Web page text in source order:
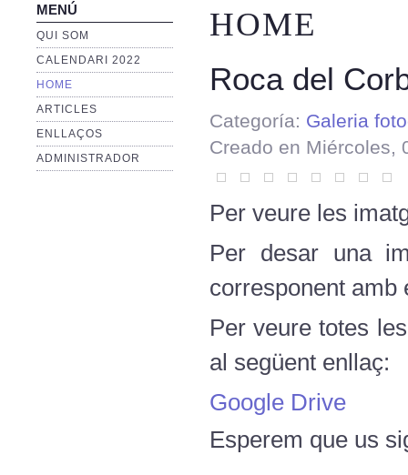
MENÚ
QUI SOM
CALENDARI 2022
HOME
ARTICLES
ENLLAÇOS
ADMINISTRADOR
HOME
Roca del
Categoría: Galeria
Creado en Miércoles,
Per veure les
Per desar una
corresponent amb
Per veure totes
al següent enllaç:
Google Drive
Esperem que us